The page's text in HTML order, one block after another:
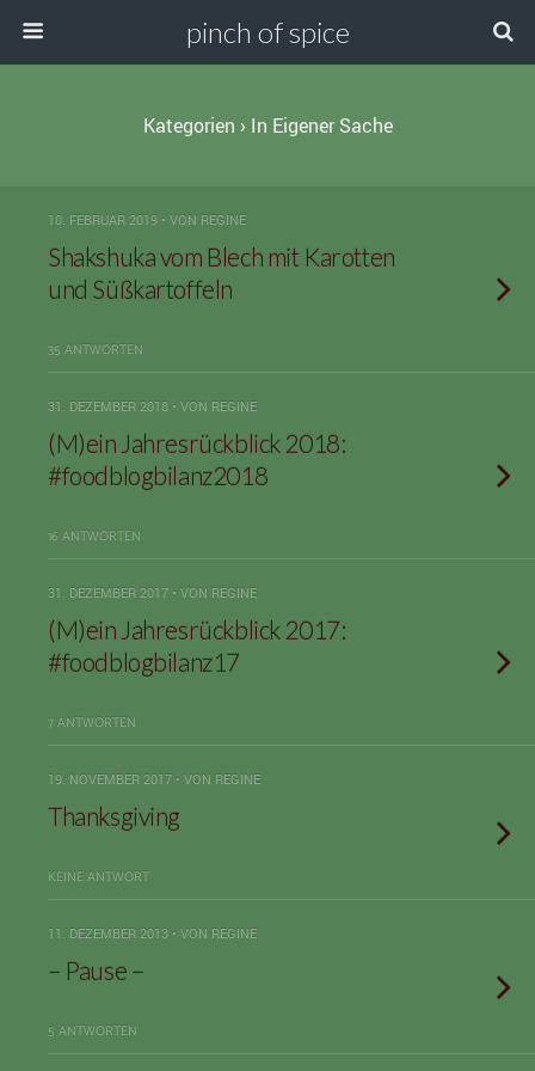
pinch of spice
Kategorien › In Eigener Sache
10. FEBRUAR 2019 • VON REGINE
Shakshuka vom Blech mit Karotten
und Süßkartoffeln
35 ANTWORTEN
31. DEZEMBER 2018 • VON REGINE
(M)ein Jahresrückblick 2018:
#foodblogbilanz2018
16 ANTWORTEN
31. DEZEMBER 2017 • VON REGINE
(M)ein Jahresrückblick 2017:
#foodblogbilanz17
7 ANTWORTEN
19. NOVEMBER 2017 • VON REGINE
Thanksgiving
KEINE ANTWORT
11. DEZEMBER 2013 • VON REGINE
– Pause –
5 ANTWORTEN